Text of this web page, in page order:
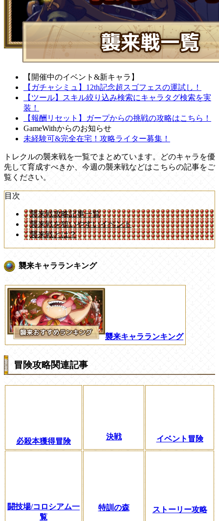
【開催中のイベント&新キャラ】
【ガチャシミュ】12th記念超スゴフェスの運試し！
【ツール】スキル絞り込み検索にキャラタグ検索を実
装！
【報酬リセット】ガープからの挑戦の攻略はこちら！
GameWithからのお知らせ
未経験可&完全在宅！攻略ライター募集！
トレクルの襲来戦を一覧でまとめています。どのキャラを優
先して育成すべきか、今週の襲来戦などはこちらの記事をご
覧ください。
目次
襲来戦攻略記事一覧
襲来戦を狙いやすいイベント
襲来戦とは？
襲来キャラランキング
襲来キャラランキング
冒険攻略関連記事
必殺本獲得冒険
決戦 イベント冒険
闘技場/コロシアム一
覧
特訓の森 ストーリー攻略